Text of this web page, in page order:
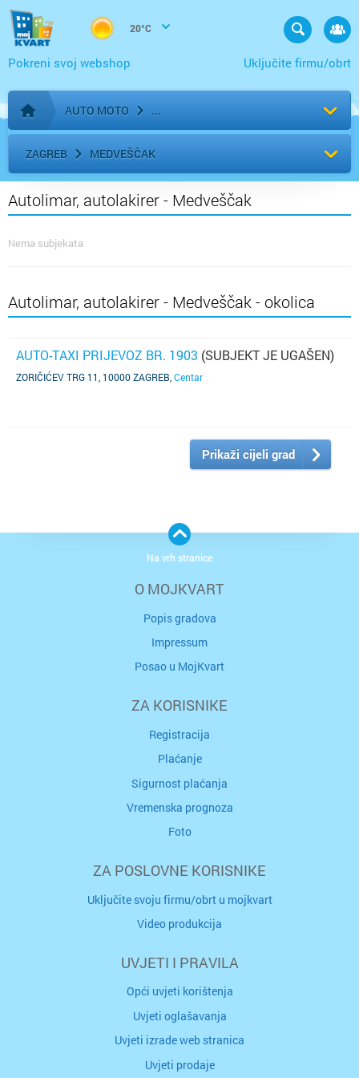
20°C
Uključite firmu/obrt
Pokreni svoj webshop
Početna stranica
AUTO MOTO
ZAGREB MEDVEŠČAK
Autolimar, autolakirer - Medveščak
Nema subjekata
Autolimar, autolakirer - Medveščak - okolica
AUTO-TAXI PRIJEVOZ BR. 1903 (SUBJEKT JE UGAŠEN)
ZORIČIĆEV TRG 11, 10000 ZAGREB Centar
Prikaži cijeli grad
O MOJKVART
Popis gradova
Impressum
Posao u MojKvart
ZA KORISNIKE
Registracija
Plaćanje
Sigurnost plaćanja
Vremenska prognoza
Foto
ZA POSLOVNE KORISNIKE
Uključite svoju firmu/obrt u mojkvart
Video produkcija
UVJETI I PRAVILA
Opći uvjeti korištenja
Uvjeti oglašavanja
Uvjeti izrade web stranica
Uvjeti prodaje
Na vrh stranice